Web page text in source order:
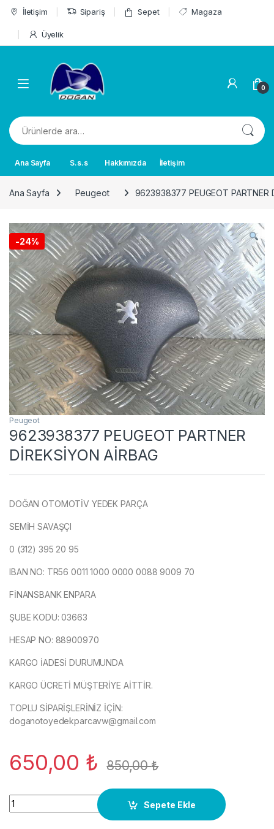
Skip to navigation
Skip to content
İletişim Sipariş Sepet Magaza
Üyelik
0
Ara:
Ana Sayfa S.s.s Hakkımızda İletişim
Ana Sayfa Peugeot 9623938377 PEUGEOT PARTNER
-24%
Peugeot
9623938377 PEUGEOT PARTNER
DİREKSİYON AİRBAG
DOĞAN OTOMOTİV YEDEK PARÇA
SEMİH SAVAŞÇI
0 (312) 395 20 95
IBAN NO: TR56 0011 1000 0000 0088 9009 70
FİNANSBANK ENPARA
ŞUBE KODU: 03663
HESAP NO: 88900970
KARGO İADESİ DURUMUNDA
KARGO ÜCRETİ MÜŞTERİYE AİTTİR.
TOPLU SİPARİŞLERİNİZ İÇİN:
doganotoyedekparcavw@gmail.com
650,00 ₺ 850,00₺
9623938377 PEUGEOT PARTNER DİREKSİYON AİRBAG
Sepete Ekle